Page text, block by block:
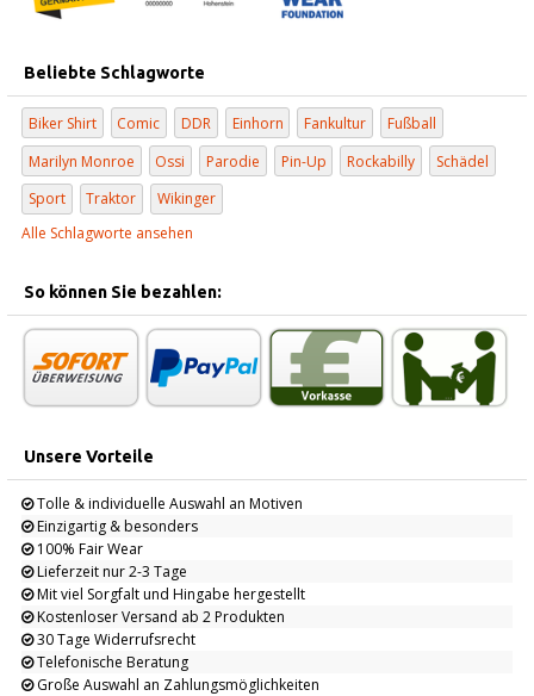
Beliebte Schlagworte
Biker Shirt Comic DDR Einhorn Fankultur
Fußball
Marilyn Monroe
Ossi Parodie Pin-Up Rockabilly
Schädel
Sport
Traktor
Wikinger
Alle Schlagworte ansehen
So können Sie bezahlen:
Unsere Vorteile
Tolle & individuelle Auswahl an Motiven
Einzigartig & besonders
100% Fair Wear
Lieferzeit nur 2-3 Tage
Mit viel Sorgfalt und Hingabe hergestellt
Kostenloser Versand ab 2 Produkten
30 Tage Widerrufsrecht
Telefonische Beratung
Große Auswahl an Zahlungsmöglichkeiten